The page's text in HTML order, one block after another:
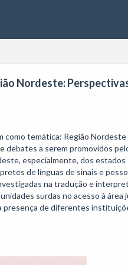
Nordeste:
como temática: Região
debates a serem promovidos
especialmente, dos
de línguas de sinais e
na tradução e
surdas no acesso à
de diferentes